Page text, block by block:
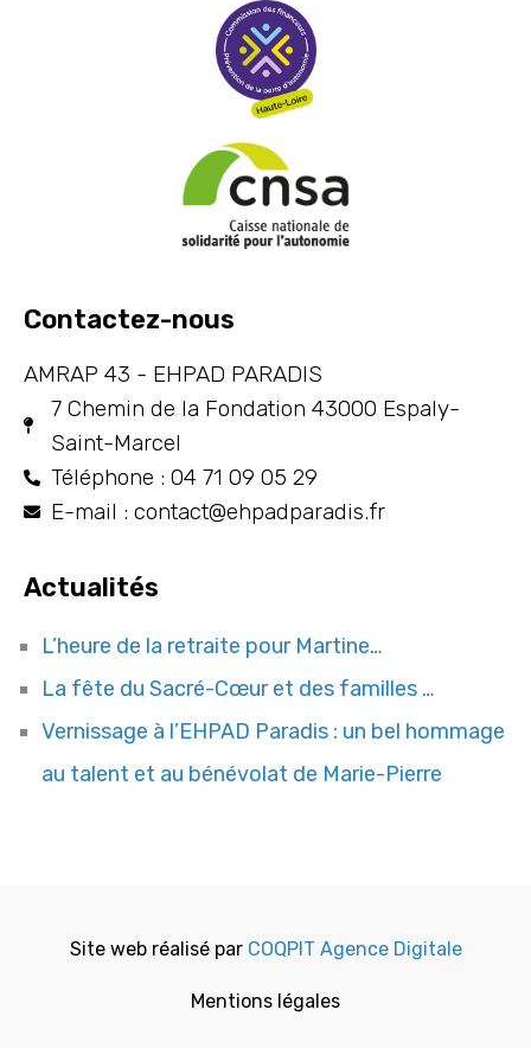
Contactez-nous
AMRAP 43 - EHPAD PARADIS
7 Chemin de la Fondation 43000 Espaly-
Saint-Marcel
Téléphone : 04 71 09 05 29
E-mail : contact@ehpadparadis.fr
Actualités
L’heure de la retraite pour Martine…
La fête du Sacré-Cœur et des familles …
Vernissage à l’EHPAD Paradis : un bel hommage
au talent et au bénévolat de Marie-Pierre
Site web réalisé par COQPIT Agence Digitale
Mentions légales